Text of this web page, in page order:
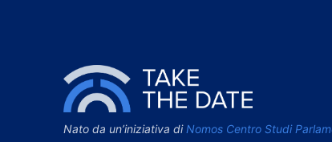
Nato da un’iniziativa di Nomos Centro Studi